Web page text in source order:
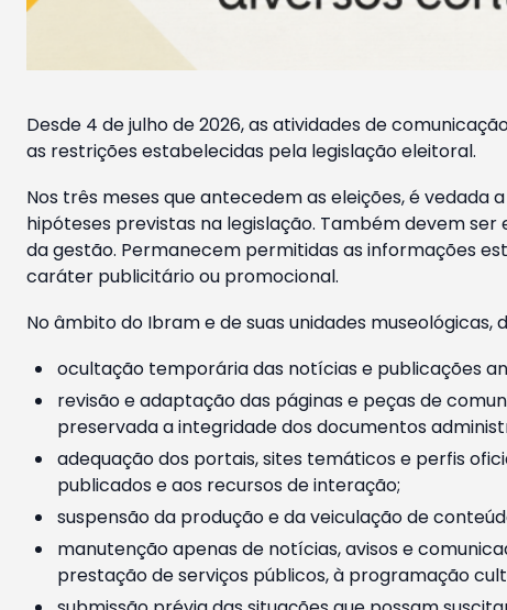
Desde 4 de julho de 2026, as atividades de
as restrições estabelecidas pela legislação eleitoral.
Nos três meses que antecedem as eleições, é vedada
hipóteses previstas na legislação. Também devem
da gestão. Permanecem permitidas as informações
caráter publicitário ou promocional.
No âmbito do Ibram e de suas unidades
ocultação temporária das notícias e publicações
revisão e adaptação das páginas e peças de
preservada a integridade dos documentos
adequação dos portais, sites temáticos e perfis
publicados e aos recursos de interação;
suspensão da produção e da veiculação de
manutenção apenas de notícias, avisos e
prestação de serviços públicos, à programação